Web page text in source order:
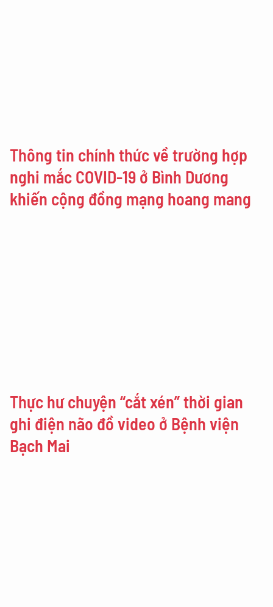
Thông tin chính thức về trường hợp
nghi mắc COVID-19 ở Bình Dương
khiến cộng đồng mạng hoang mang
Thực hư chuyện “cắt xén” thời gian
ghi điện não đồ video ở Bệnh viện
Bạch Mai